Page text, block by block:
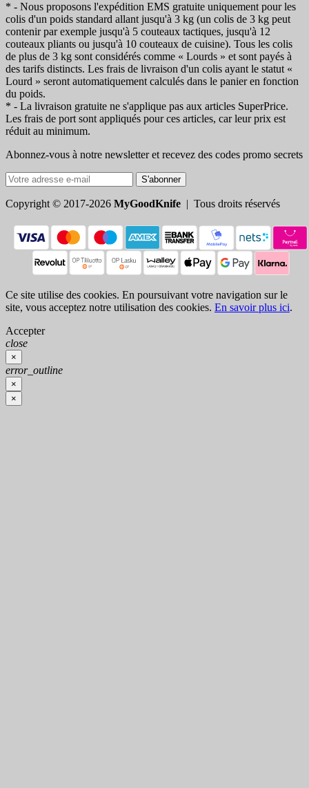
* - Nous proposons l'expédition EMS gratuite uniquement pour les
colis d'un poids standard allant jusqu'à 3 kg (un colis de 3 kg peut
contenir par exemple jusqu'à 5 couteaux tactiques, jusqu'à 12
couteaux pliants ou jusqu'à 10 couteaux de cuisine). Tous les colis
de plus de 3 kg sont considérés comme « Lourds » et sont payés à
des tarifs distincts. Les frais de livraison d'un colis ayant le statut «
Lourd » seront automatiquement calculés dans le panier en fonction
du poids.
* - La livraison gratuite ne s'applique pas aux articles SuperPrice.
Les frais de port sont appliqués pour ces articles, car leur prix est
réduit au minimum.
Abonnez-vous à notre newsletter et recevez des codes promo secrets
S'abonner
Copyright © 2017-2026 MyGoodKnife | Tous droits réservés
Ce site utilise des cookies. En poursuivant votre navigation sur le
site, vous acceptez notre utilisation des cookies. En savoir plus ici.
Accepter
close
×
error_outline
×
×